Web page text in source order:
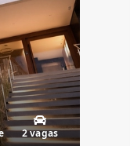
2 vagas